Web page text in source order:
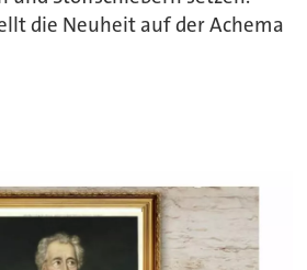
die Neuheit auf der Achema